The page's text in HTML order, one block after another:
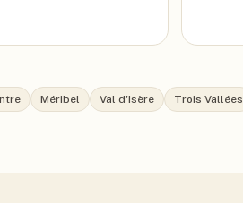
Méribel Val d'Isère Trois Vallées